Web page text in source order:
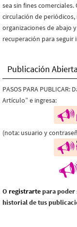
sea sin fines
circulación de
organizaciones de abajo
recuperación para seguir
Publicación Abierta
PASOS PARA
Artículo” e ingresa:
(nota: usuario y
O registrarte para
historial de tus